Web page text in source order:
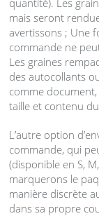
mais seront
avertissons ; Une
commande ne
Les graines
des autocollants
comme
taille et contenu
L’autre option
commande, qui
(disponible en S,
marquerons le
manière discrète
dans sa propre